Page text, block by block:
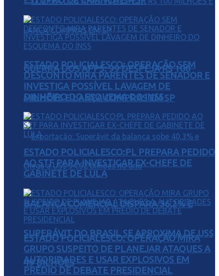
GUERRA DOS APPS: 99 DESPEJA R$ 100
MILHÕES E LANÇA COMPRAS EM SP
BALANÇA COMERCIAL DISPARA 36,2% E
SUPERÁVIT DO BRASIL SE APROXIMA DE US$
49 BILHÕES
ESTADO POLICIALESCO: OPERAÇÃO SEM
DESCONTO MIRA PARENTES DE SENADOR E
INVESTIGA POSSÍVEL LAVAGEM DE
DINHEIRO DO ESQUEMA DO INSS
ESTADO POLICIALESCO:PL PREPARA PEDIDO
AO STF PARA INVESTIGAR EX-CHEFE DE
GABINETE DE LULA
ESTADO POLICIALESCO: OPERAÇÃO MIRA
GRUPO SUSPEITO DE PLANEJAR ATAQUES A
AUTORIDADES E USAR EXPLOSIVOS EM
PRÉDIO DE DEBATE PRESIDENCIAL